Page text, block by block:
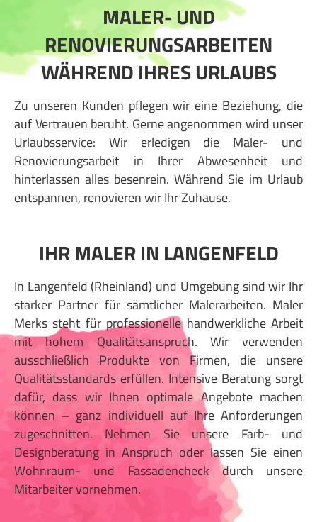
MALER- UND
RENOVIERUNGSARBEITEN
WÄHREND IHRES URLAUBS
Zu unseren Kunden pflegen wir eine Beziehung, die
auf Vertrauen beruht. Gerne angenommen wird unser
Urlaubsservice: Wir erledigen die Maler- und
Renovierungsarbeit in Ihrer Abwesenheit und
hinterlassen alles besenrein. Während Sie im Urlaub
entspannen, renovieren wir Ihr Zuhause.
IHR MALER IN LANGENFELD
In Langenfeld (Rheinland) und Umgebung sind wir Ihr
starker Partner für sämtlicher Malerarbeiten. Maler
Merks steht für professionelle handwerkliche Arbeit
mit hohem Qualitätsanspruch. Wir verwenden
ausschließlich Produkte von Firmen, die unsere
Qualitätsstandards erfüllen. Intensive Beratung sorgt
dafür, dass wir Ihnen optimale Angebote machen
können – ganz individuell auf Ihre Anforderungen
zugeschnitten. Nehmen Sie unsere Farb- und
Designberatung in Anspruch oder lassen Sie einen
Wohnraum- und Fassadencheck durch unsere
Mitarbeiter vornehmen.